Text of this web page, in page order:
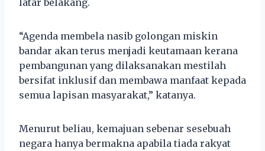
“Agenda membela nasib golongan miskin
bandar akan terus menjadi keutamaan kerana
pembangunan yang dilaksanakan mestilah
bersifat inklusif dan membawa manfaat kepada
semua lapisan masyarakat,” katanya.
Menurut beliau, kemajuan sebenar sesebuah
negara hanya bermakna apabila tiada rakyat